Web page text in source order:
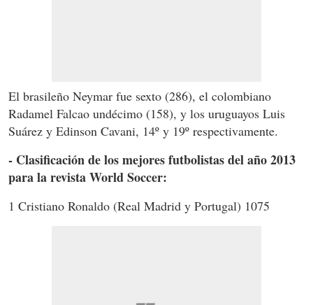
El brasileño Neymar fue sexto (286), el colombiano
Radamel Falcao undécimo (158), y los uruguayos Luis
Suárez y Edinson Cavani, 14º y 19º respectivamente.
- Clasificación de los mejores futbolistas del año 2013
para la revista World Soccer:
1 Cristiano Ronaldo (Real Madrid y Portugal) 1075